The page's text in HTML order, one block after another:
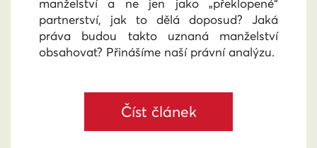
manželství a ne jen jako „překlopené“
partnerství, jak to dělá doposud? Jaká
práva budou takto uznaná manželství
obsahovat? Přinášíme naší právní analýzu.
Číst článek